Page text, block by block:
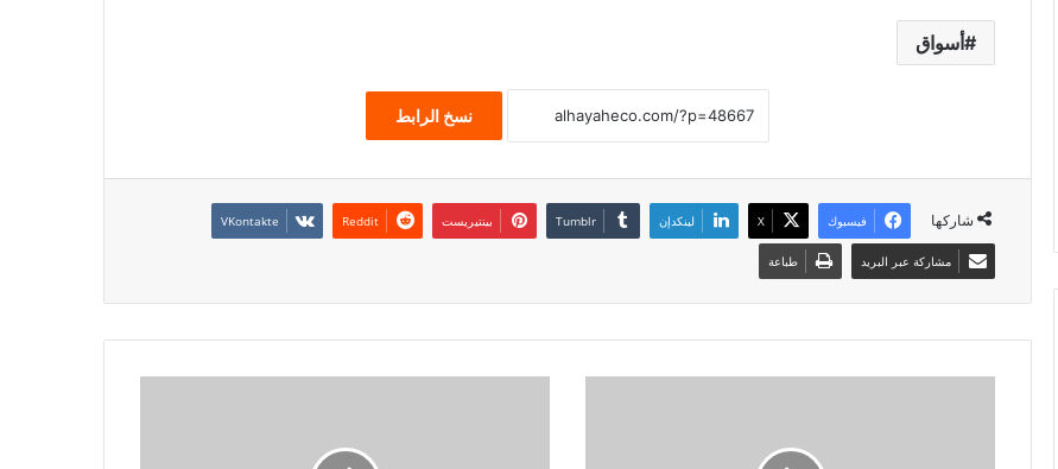
أسواق
نسخ الرابط
شاركها فيسبوك X لينكدإن بينتيريست
مشاركة عبر البريد طباعة